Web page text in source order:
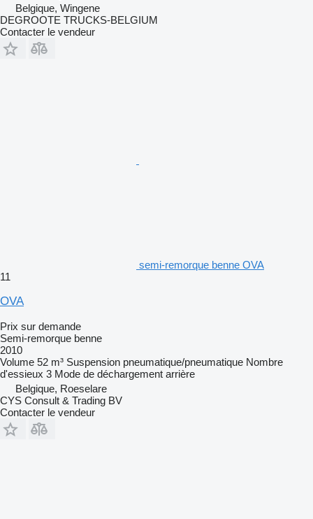
Belgique, Wingene
DEGROOTE TRUCKS-BELGIUM
Contacter le vendeur
semi-remorque benne OVA
11
OVA
Prix sur demande
Semi-remorque benne
2010
Volume 52 m³ Suspension pneumatique/pneumatique Nombre
d'essieux 3 Mode de déchargement arrière
Belgique, Roeselare
CYS Consult & Trading BV
Contacter le vendeur